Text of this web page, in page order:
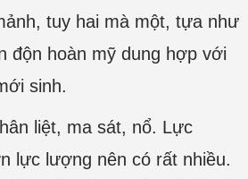
tuy hai mà một, tựa như
độn hoàn mỹ dung hợp với
sinh.
liệt, ma sát, nổ. Lực
lực lượng nên có rất nhiều.